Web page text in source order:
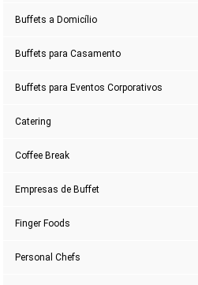
Buffets a Domicílio
Buffets para Casamento
Buffets para Eventos Corporativos
Catering
Coffee Break
Empresas de Buffet
Finger Foods
Personal Chefs